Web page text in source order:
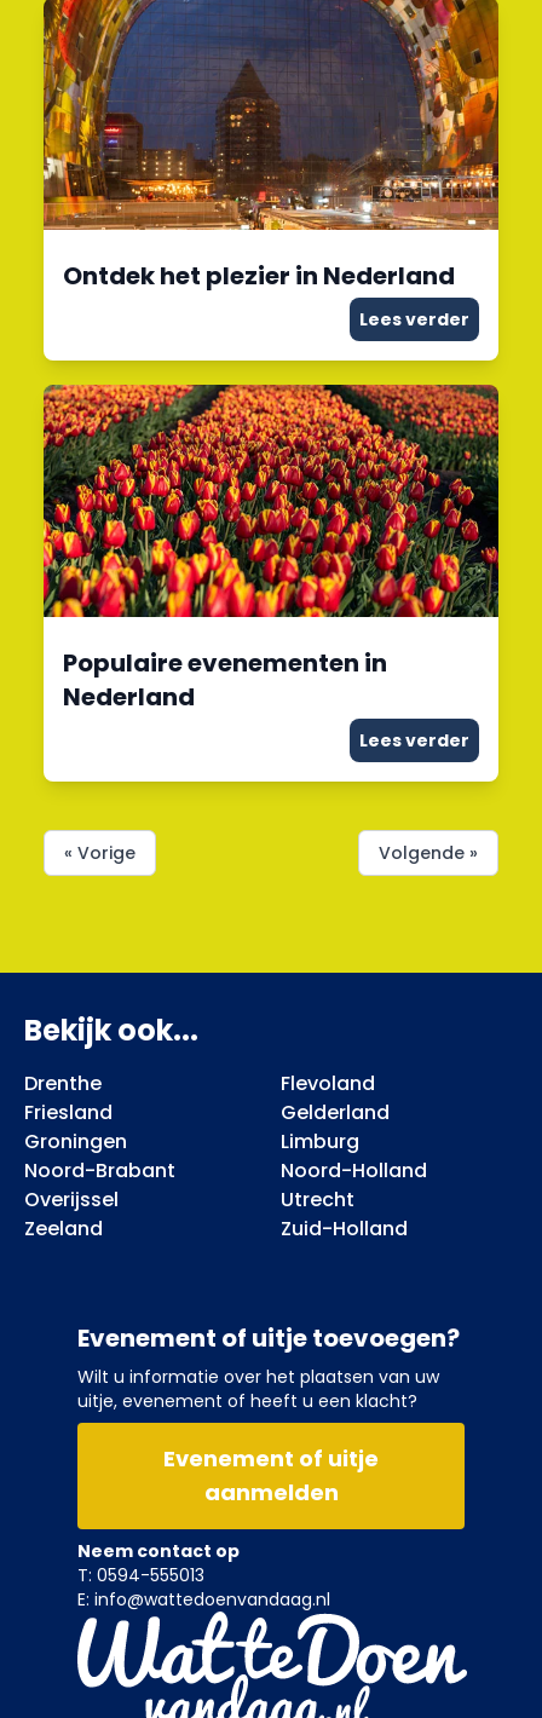
Ontdek het plezier in Nederland
Lees verder
Populaire evenementen in
Nederland
Lees verder
« Vorige Volgende »
Bekijk ook...
Drenthe
Flevoland
Friesland
Gelderland
Groningen
Limburg
Noord-Brabant
Noord-Holland
Overijssel
Utrecht
Zeeland
Zuid-Holland
Evenement of uitje toevoegen?
Wilt u informatie over het plaatsen van uw
uitje, evenement of heeft u een klacht?
Evenement of uitje
aanmelden
Neem contact op
T: 0594-555013
E: info@wattedoenvandaag.nl